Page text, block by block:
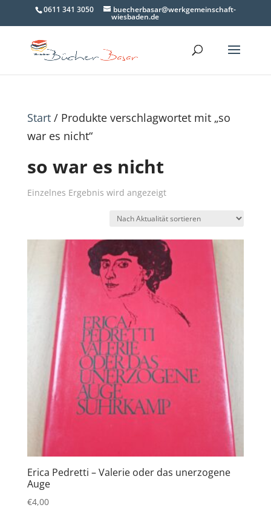
0611 341 3050 buecherbasar@werkgemeinschaft-
wiesbaden.de
Start/ Produkte verschlagwortet mit „so
war es nicht“
so war es nicht
Einzelnes Ergebnis wird angezeigt
Erica Pedretti – Valerie oder das unerzogene
Auge
€4,00